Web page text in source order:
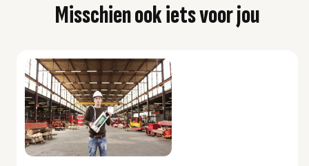
Misschien ook iets voor jou